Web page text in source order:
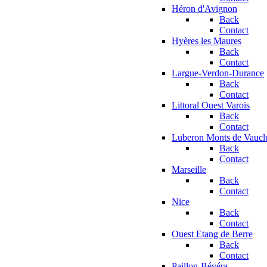
Héron d'Avignon
Back
Contact
Hyères les Maures
Back
Contact
Largue-Verdon-Durance
Back
Contact
Littoral Ouest Varois
Back
Contact
Luberon Monts de
Back
Contact
Marseille
Back
Contact
Nice
Back
Contact
Ouest Etang de Berre
Back
Contact